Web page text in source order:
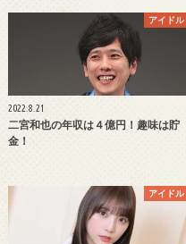
アイドル
2022.8.21
二宮和也の年収は４億円！趣味は貯
金！
アイドル